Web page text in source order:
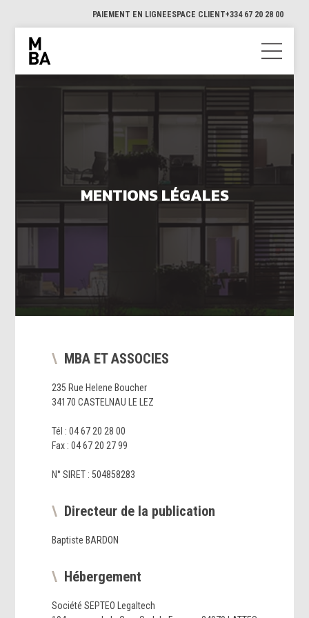
PAIEMENT EN LIGNEESPACE CLIENT+334 67 20 28 00
MENTIONS LÉGALES
MBA ET ASSOCIES
235 Rue Helene Boucher
34170 CASTELNAU LE LEZ
Tél : 04 67 20 28 00
Fax : 04 67 20 27 99
N° SIRET : 504858283
Directeur de la publication
Baptiste BARDON
Hébergement
Société SEPTEO Legaltech